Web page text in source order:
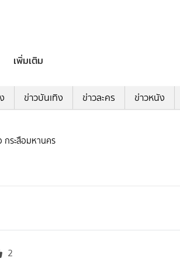
เพิ่มเติม
ข่าวบันเทิง ข่าวละคร ข่าวหนัง
กระสือมหานคร
2